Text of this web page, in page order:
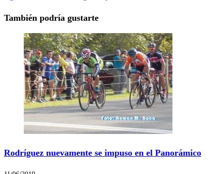
También podría gustarte
Rodríguez nuevamente se impuso en el Panorámico